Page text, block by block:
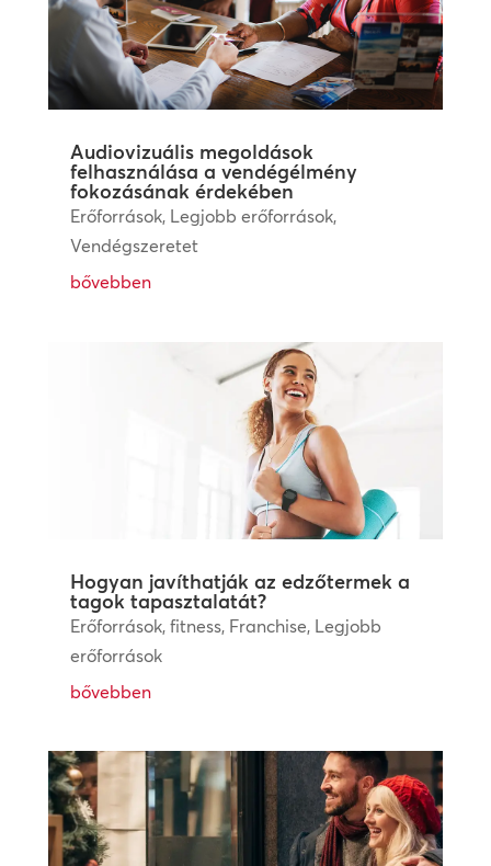
Audiovizuális megoldások
felhasználása a vendégélmény
fokozásának érdekében
Erőforrások, Legjobb erőforrások,
Vendégszeretet
bővebben
Hogyan javíthatják az edzőtermek a
tagok tapasztalatát?
Erőforrások, fitness, Franchise, Legjobb
erőforrások
bővebben